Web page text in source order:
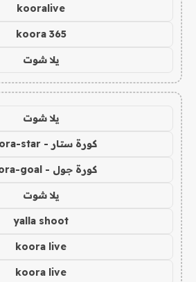
kooralive
koora 365
يلا شوت
يلا شوت
كورة ستار - koora-star
كورة جول - koora-goal
يلا شوت
yalla shoot
koora live
koora live